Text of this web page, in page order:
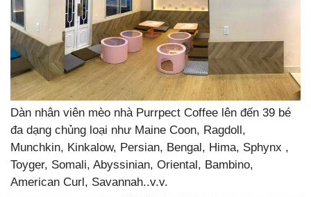
Dàn nhân viên mèo nhà Purrpect Coffee lên đến 39 bé
đa dạng chủng loại như Maine Coon, Ragdoll,
Munchkin, Kinkalow, Persian, Bengal, Hima, Sphynx ,
Toyger, Somali, Abyssinian, Oriental, Bambino,
American Curl, Savannah..v.v.